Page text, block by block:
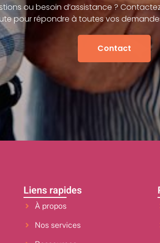
ou besoin d’assistance ?
pour répondre à toutes vos
Contact
Liens rapides
À propos
Nos services